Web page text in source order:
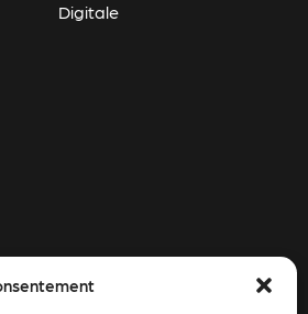
Digitale